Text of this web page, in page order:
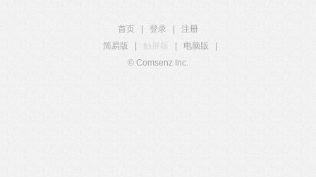
首页 登录
注册
简易版
触屏版 电脑版
© Comsenz Inc.